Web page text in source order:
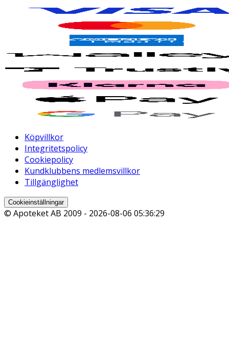
Köpvillkor
Integritetspolicy
Cookiepolicy
Kundklubbens medlemsvillkor
Tillgänglighet
Cookieinställningar
© Apoteket AB 2009 - 2026-08-06 05:36:29